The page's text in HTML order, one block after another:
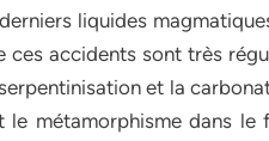
liquides
ces accidents sont très
et la
métamorphisme dans le